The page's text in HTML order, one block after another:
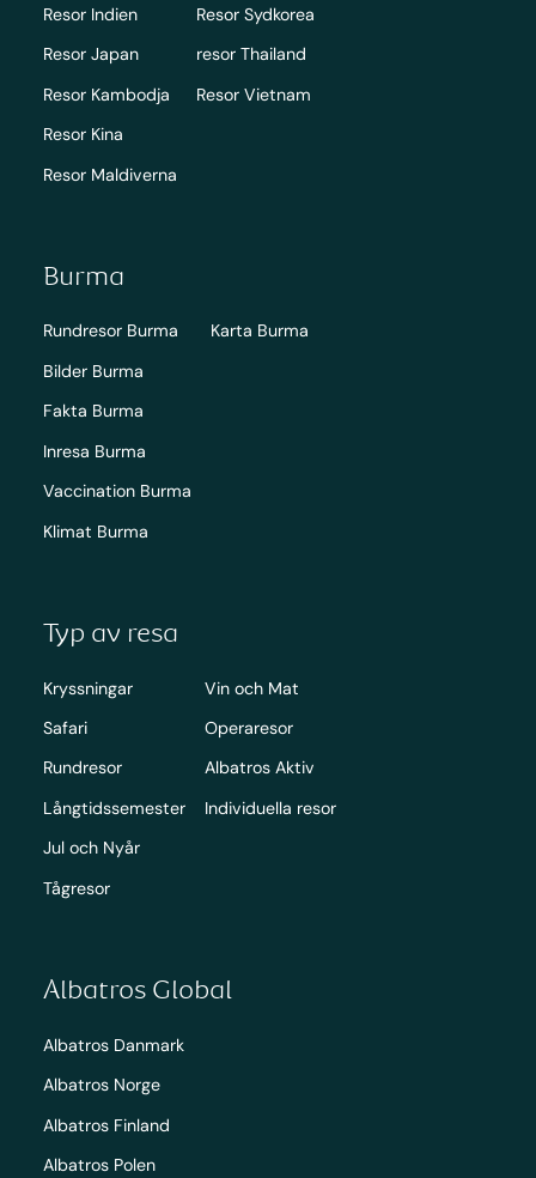
Resor Indien
Resor Japan
Resor Kambodja
Resor Kina
Resor Maldiverna
Resor Sydkorea
resor Thailand
Resor Vietnam
Burma
Rundresor Burma
Bilder Burma
Fakta Burma
Inresa Burma
Vaccination Burma
Klimat Burma
Karta Burma
Typ av resa
Kryssningar
Safari
Rundresor
Långtidssemester
Jul och Nyår
Tågresor
Vin och Mat
Operaresor
Albatros Aktiv
Individuella resor
Albatros Global
Albatros Danmark
Albatros Norge
Albatros Finland
Albatros Polen